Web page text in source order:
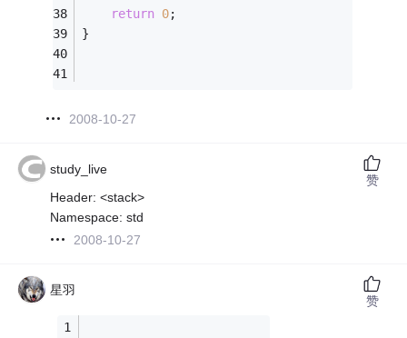
return 0;
}
2008-10-27
study_live
Header: <stack>
Namespace: std
2008-10-27
赞
星羽
赞